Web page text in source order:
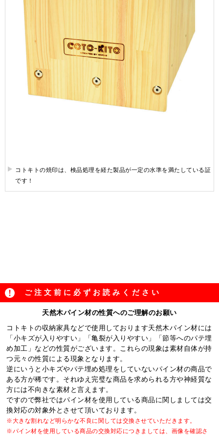
コトキトの焼印は、検品処理を経た製品が一定の水準を満たしている証
です！
ご注文前に必ずお読みください
天然木パイン材の性質へのご理解のお願い
コトキトの収納家具などで使用しております天然木パイン材には
「小キズが入りやすい」「亀裂が入りやすい」「節等へのパテ埋
め加工」などの性質がございます。これらの現象は素材自体が持
つ元々の性質による現象となります。
逆にいうと小キズやパテ埋め処理をしていないパイン材の商品で
ある方が稀です。それゆえ完璧な商品を求められる方や神経質な
方には不向きな素材と言えます。
ですので弊社ではパイン材を使用している商品に関しましては交
換対応の対象外とさせて頂いております。
※大きな割れなど明らかな不良に関しては交換させていただきます。
※パイン材を使用している商品の交換対応につきましては、画像を確認さ